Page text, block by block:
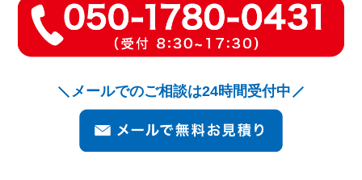
メールでのご相談は24時間受付中